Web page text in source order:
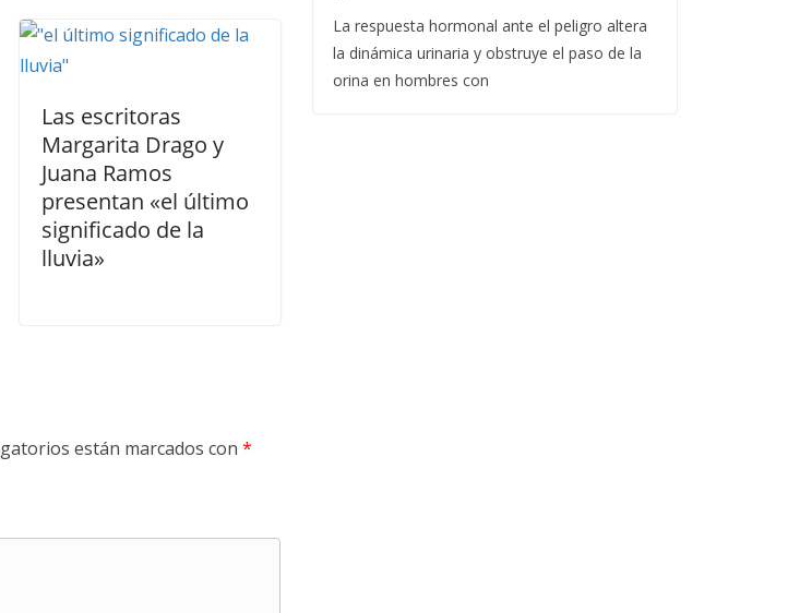
Las escritoras
Margarita Drago y
Juana Ramos
presentan «el último
significado de la
lluvia»
están marcados con *
La respuesta hormonal ante el peligro altera
la dinámica urinaria y obstruye el paso de la
orina en hombres con